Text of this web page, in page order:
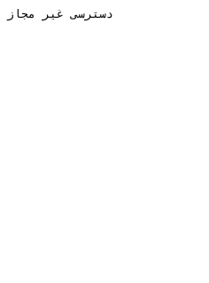
دسترسی غیر مجاز